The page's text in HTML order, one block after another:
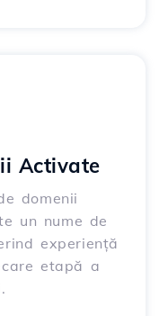
Activate
domenii
un nume de
experiență
etapă a